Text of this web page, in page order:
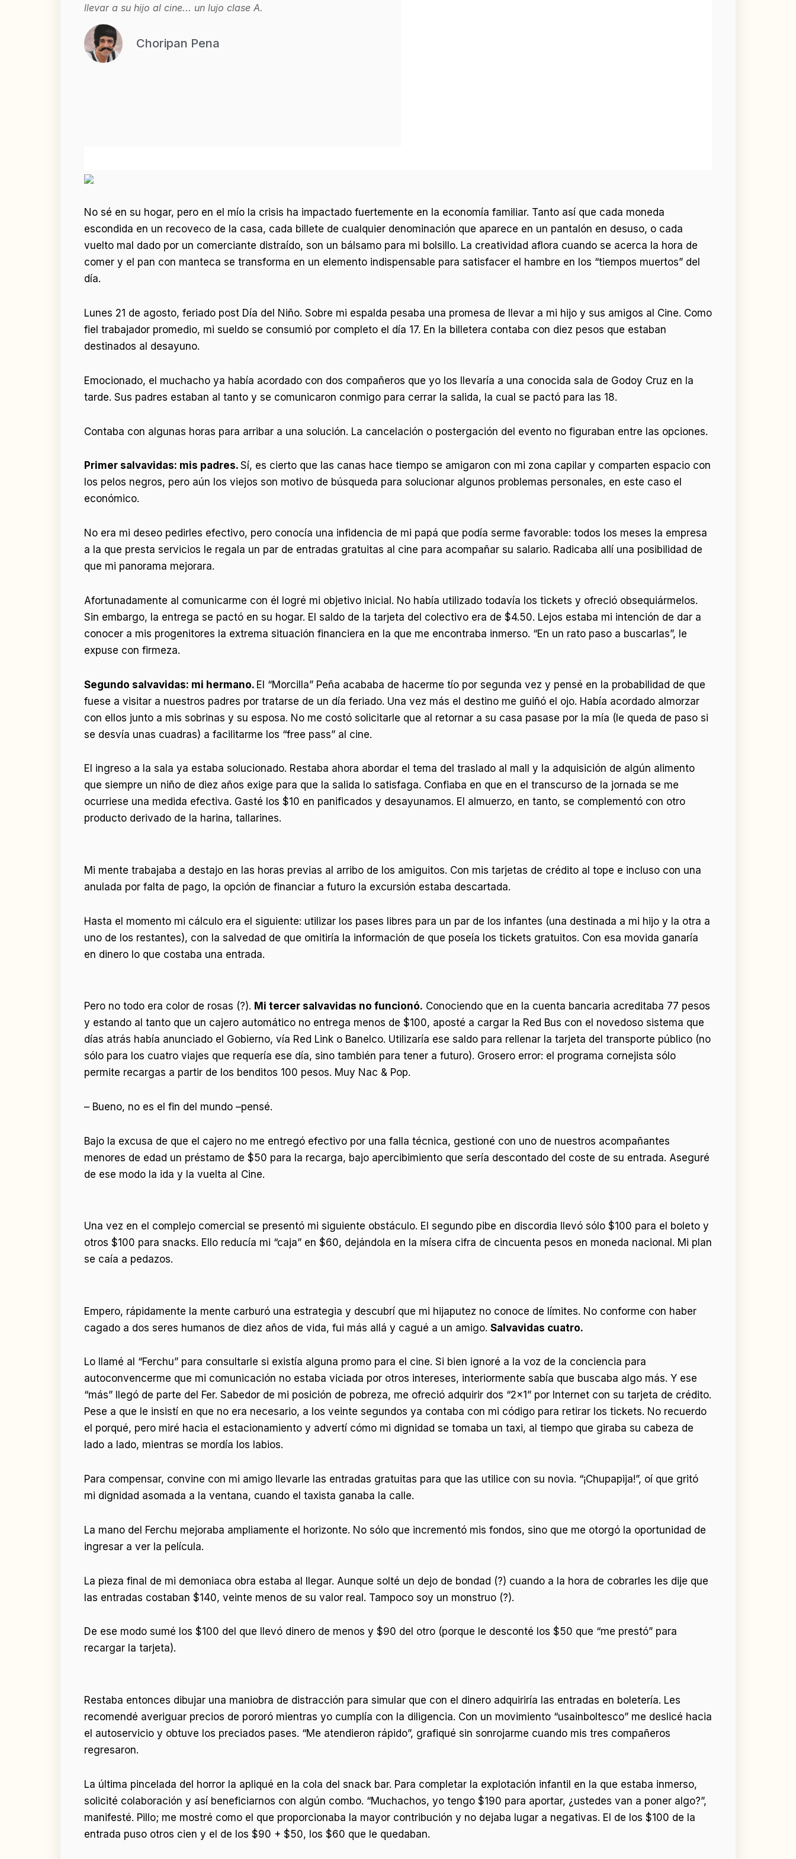
llevar a su hijo al cine... un lujo clase A.
Choripan Pena
No sé en su hogar, pero en el mío la crisis ha impactado fuertemente en la economía familiar. Tanto así que cada moneda
escondida en un recoveco de la casa, cada billete de cualquier denominación que aparece en un pantalón en desuso, o cada
vuelto mal dado por un comerciante distraído, son un bálsamo para mi bolsillo. La creatividad aflora cuando se acerca la hora de
comer y el pan con manteca se transforma en un elemento indispensable para satisfacer el hambre en los “tiempos muertos” del
día.
Lunes 21 de agosto, feriado post Día del Niño. Sobre mi espalda pesaba una promesa de llevar a mi hijo y sus amigos al Cine. Como
fiel trabajador promedio, mi sueldo se consumió por completo el día 17. En la billetera contaba con diez pesos que estaban
destinados al desayuno.
Emocionado, el muchacho ya había acordado con dos compañeros que yo los llevaría a una conocida sala de Godoy Cruz en la
tarde. Sus padres estaban al tanto y se comunicaron conmigo para cerrar la salida, la cual se pactó para las 18.
Contaba con algunas horas para arribar a una solución. La cancelación o postergación del evento no figuraban entre las opciones.
Primer salvavidas: mis padres. Sí, es cierto que las canas hace tiempo se amigaron con mi zona capilar y comparten espacio con
los pelos negros, pero aún los viejos son motivo de búsqueda para solucionar algunos problemas personales, en este caso el
económico.
No era mi deseo pedirles efectivo, pero conocía una infidencia de mi papá que podía serme favorable: todos los meses la empresa
a la que presta servicios le regala un par de entradas gratuitas al cine para acompañar su salario. Radicaba allí una posibilidad de
que mi panorama mejorara.
Afortunadamente al comunicarme con él logré mi objetivo inicial. No había utilizado todavía los tickets y ofreció obsequiármelos.
Sin embargo, la entrega se pactó en su hogar. El saldo de la tarjeta del colectivo era de $4.50. Lejos estaba mi intención de dar a
conocer a mis progenitores la extrema situación financiera en la que me encontraba inmerso. “En un rato paso a buscarlas”, le
expuse con firmeza.
Segundo salvavidas: mi hermano. El “Morcilla” Peña acababa de hacerme tío por segunda vez y pensé en la probabilidad de que
fuese a visitar a nuestros padres por tratarse de un día feriado. Una vez más el destino me guiñó el ojo. Había acordado almorzar
con ellos junto a mis sobrinas y su esposa. No me costó solicitarle que al retornar a su casa pasase por la mía (le queda de paso si
se desvía unas cuadras) a facilitarme los “free pass” al cine.
El ingreso a la sala ya estaba solucionado. Restaba ahora abordar el tema del traslado al mall y la adquisición de algún alimento
que siempre un niño de diez años exige para que la salida lo satisfaga. Confiaba en que en el transcurso de la jornada se me
ocurriese una medida efectiva. Gasté los $10 en panificados y desayunamos. El almuerzo, en tanto, se complementó con otro
producto derivado de la harina, tallarines.
Mi mente trabajaba a destajo en las horas previas al arribo de los amiguitos. Con mis tarjetas de crédito al tope e incluso con una
anulada por falta de pago, la opción de financiar a futuro la excursión estaba descartada.
Hasta el momento mi cálculo era el siguiente: utilizar los pases libres para un par de los infantes (una destinada a mi hijo y la otra a
uno de los restantes), con la salvedad de que omitiría la información de que poseía los tickets gratuitos. Con esa movida ganaría
en dinero lo que costaba una entrada.
Pero no todo era color de rosas (?). Mi tercer salvavidas no funcionó. Conociendo que en la cuenta bancaria acreditaba 77 pesos
y estando al tanto que un cajero automático no entrega menos de $100, aposté a cargar la Red Bus con el novedoso sistema que
días atrás había anunciado el Gobierno, vía Red Link o Banelco. Utilizaría ese saldo para rellenar la tarjeta del transporte público (no
sólo para los cuatro viajes que requería ese día, sino también para tener a futuro). Grosero error: el programa cornejista sólo
permite recargas a partir de los benditos 100 pesos. Muy Nac & Pop.
– Bueno, no es el fin del mundo –pensé.
Bajo la excusa de que el cajero no me entregó efectivo por una falla técnica, gestioné con uno de nuestros acompañantes
menores de edad un préstamo de $50 para la recarga, bajo apercibimiento que sería descontado del coste de su entrada. Aseguré
de ese modo la ida y la vuelta al Cine.
Una vez en el complejo comercial se presentó mi siguiente obstáculo. El segundo pibe en discordia llevó sólo $100 para el boleto y
otros $100 para snacks. Ello reducía mi “caja” en $60, dejándola en la mísera cifra de cincuenta pesos en moneda nacional. Mi plan
se caía a pedazos.
Empero, rápidamente la mente carburó una estrategia y descubrí que mi hijaputez no conoce de límites. No conforme con haber
cagado a dos seres humanos de diez años de vida, fui más allá y cagué a un amigo. Salvavidas cuatro.
Lo llamé al “Ferchu” para consultarle si existía alguna promo para el cine. Si bien ignoré a la voz de la conciencia para
autoconvencerme que mi comunicación no estaba viciada por otros intereses, interiormente sabía que buscaba algo más. Y ese
“más” llegó de parte del Fer. Sabedor de mi posición de pobreza, me ofreció adquirir dos “2×1” por Internet con su tarjeta de crédito.
Pese a que le insistí en que no era necesario, a los veinte segundos ya contaba con mi código para retirar los tickets. No recuerdo
el porqué, pero miré hacia el estacionamiento y advertí cómo mi dignidad se tomaba un taxi, al tiempo que giraba su cabeza de
lado a lado, mientras se mordía los labios.
Para compensar, convine con mi amigo llevarle las entradas gratuitas para que las utilice con su novia. “¡Chupapija!”, oí que gritó
mi dignidad asomada a la ventana, cuando el taxista ganaba la calle.
La mano del Ferchu mejoraba ampliamente el horizonte. No sólo que incrementó mis fondos, sino que me otorgó la oportunidad de
ingresar a ver la película.
La pieza final de mi demoniaca obra estaba al llegar. Aunque solté un dejo de bondad (?) cuando a la hora de cobrarles les dije que
las entradas costaban $140, veinte menos de su valor real. Tampoco soy un monstruo (?).
De ese modo sumé los $100 del que llevó dinero de menos y $90 del otro (porque le desconté los $50 que “me prestó” para
recargar la tarjeta).
Restaba entonces dibujar una maniobra de distracción para simular que con el dinero adquiriría las entradas en boletería. Les
recomendé averiguar precios de pororó mientras yo cumplía con la diligencia. Con un movimiento “usainboltesco” me deslicé hacia
el autoservicio y obtuve los preciados pases. “Me atendieron rápido”, grafiqué sin sonrojarme cuando mis tres compañeros
regresaron.
La última pincelada del horror la apliqué en la cola del snack bar. Para completar la explotación infantil en la que estaba inmerso,
solicité colaboración y así beneficiarnos con algún combo. “Muchachos, yo tengo $190 para aportar, ¿ustedes van a poner algo?”,
manifesté. Pillo; me mostré como el que proporcionaba la mayor contribución y no dejaba lugar a negativas. El de los $100 de la
entrada puso otros cien y el de los $90 + $50, los $60 que le quedaban.